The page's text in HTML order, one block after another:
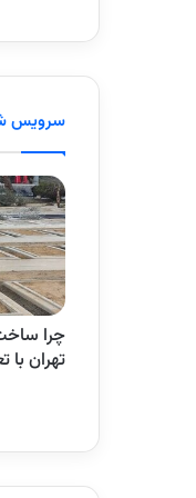
سرویس
چرا
تهران